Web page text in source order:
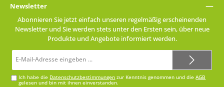
Newsletter
Abonnieren Sie jetzt einfach unseren regelmäßig erscheinenden
Newsletter und Sie werden stets unter den Ersten sein, über neue
Produkte und Angebote informiert werden.
Mail-
Ich habe die Datenschutzbestimmungen zur Kenntnis genommen und dieAGB
gelesen und bin mit ihnen einverstanden.